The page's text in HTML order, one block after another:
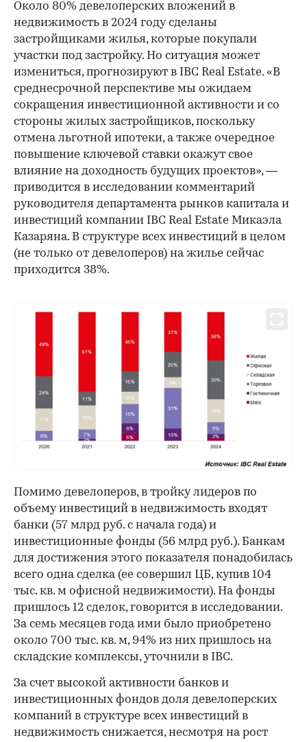
Около 80% девелоперских вложений в
недвижимость в 2024 году сделаны
застройщиками жилья, которые покупали
участки под застройку. Но ситуация может
измениться, прогнозируют в IBC Real Estate. «В
среднесрочной перспективе мы ожидаем
сокращения инвестиционной активности и со
стороны жилых застройщиков, поскольку
отмена льготной ипотеки, а также очередное
повышение ключевой ставки окажут свое
влияние на доходность будущих проектов», —
приводится в исследовании комментарий
руководителя департамента рынков капитала и
инвестиций компании IBC Real Estate Микаэла
Казаряна. В структуре всех инвестиций в целом
(не только от девелоперов) на жилье сейчас
приходится 38%.
00:00 00:00
Помимо девелоперов, в тройку лидеров по
объему инвестиций в недвижимость входят
банки (57 млрд руб. с начала года) и
инвестиционные фонды (56 млрд руб.). Банкам
для достижения этого показателя понадобилась
всего одна сделка (ее совершил ЦБ, купив 104
тыс. кв. м офисной недвижимости). На фонды
пришлось 12 сделок, говорится в исследовании.
За семь месяцев года ими было приобретено
около 700 тыс. кв. м, 94% из них пришлось на
складские комплексы, уточнили в IBC.
За счет высокой активности банков и
инвестиционных фондов доля девелоперских
компаний в структуре всех инвестиций в
недвижимость снижается, несмотря на рост